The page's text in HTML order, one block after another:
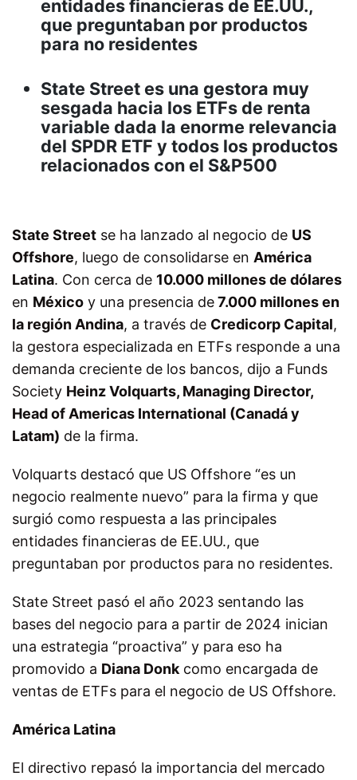
entidades financieras de EE.UU.,
que preguntaban por productos
para no residentes
State Street es una gestora muy
sesgada hacia los ETFs de renta
variable dada la enorme relevancia
del SPDR ETF y todos los productos
relacionados con el S&P500
State Street se ha lanzado al negocio de US
Offshore, luego de consolidarse en América
Latina. Con cerca de 10.000 millones de dólares
en México y una presencia de7.000 millones en
la región Andina, a través de Credicorp Capital,
la gestora especializada en ETFs responde a una
demanda creciente de los bancos, dijo a Funds
Society Heinz Volquarts, Managing Director,
Head of Americas International (Canadá y
Latam) de la firma.
Volquarts destacó que US Offshore “es un
negocio realmente nuevo” para la firma y que
surgió como respuesta a las principales
entidades financieras de EE.UU., que
preguntaban por productos para no residentes.
State Street pasó el año 2023 sentando las
bases del negocio para a partir de 2024 inician
una estrategia “proactiva” y para eso ha
promovido a Diana Donk como encargada de
ventas de ETFs para el negocio de US Offshore.
América Latina
El directivo repasó la importancia del mercado